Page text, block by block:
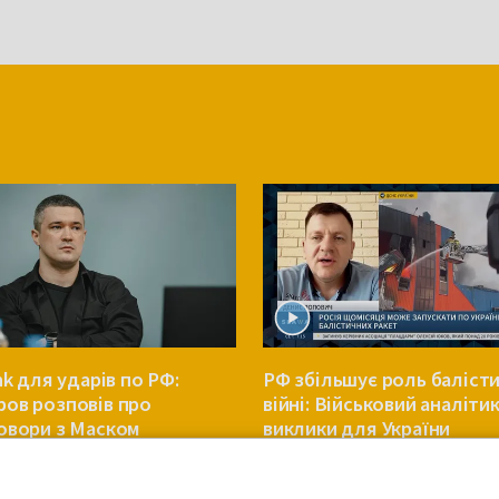
для ударів по РФ:
розповів про
з Маском
РФ збільшує роль
війні: Військовий
виклики для України